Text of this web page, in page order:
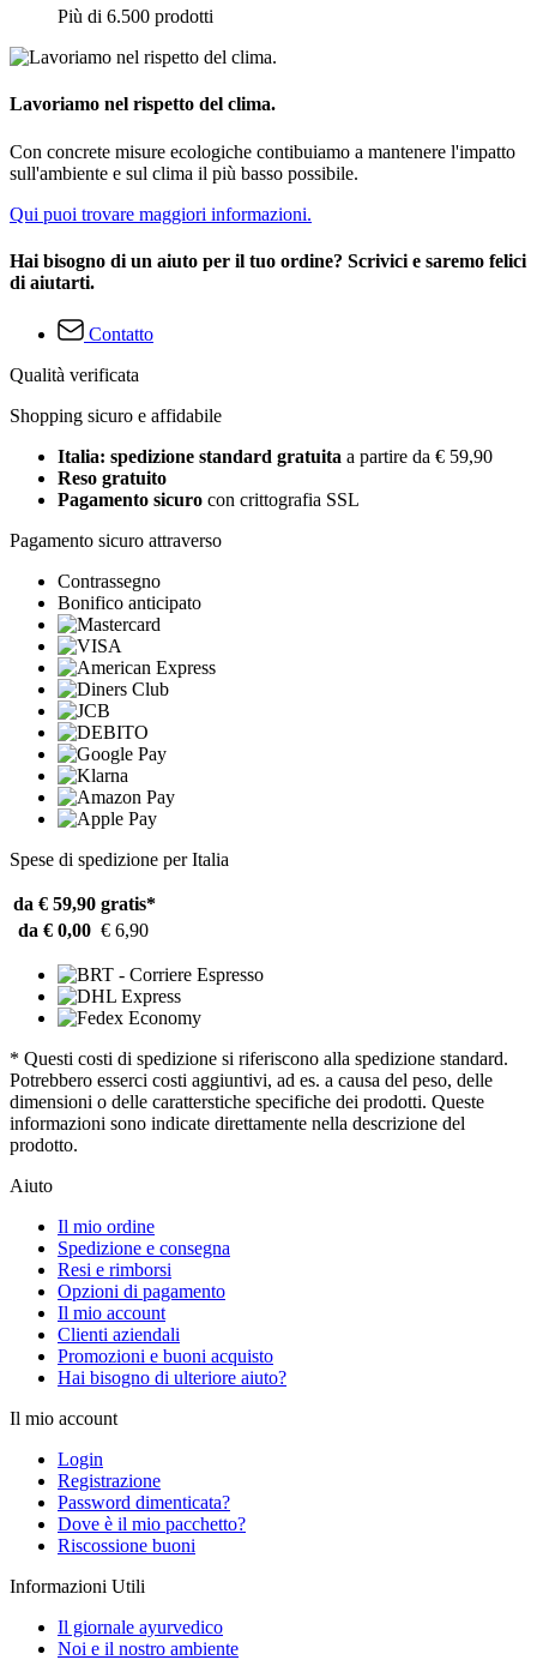
Più di 6.500 prodotti
Lavoriamo nel rispetto del clima.
Con concrete misure ecologiche contibuiamo a mantenere l'impatto
sull'ambiente e sul clima il più basso possibile.
Qui puoi trovare maggiori informazioni.
Hai bisogno di un aiuto per il tuo ordine? Scrivici e saremo felici
di aiutarti.
Contatto
Qualità verificata
Shopping sicuro e affidabile
Italia: spedizione standard gratuita a partire da € 59,90
Reso gratuito
Pagamento sicuro con crittografia SSL
Pagamento sicuro attraverso
Contrassegno
Bonifico anticipato
Spese di spedizione per Italia
da € 59,90 gratis*
da € 0,00 € 6,90
* Questi costi di spedizione si riferiscono alla spedizione standard.
Potrebbero esserci costi aggiuntivi, ad es. a causa del peso, delle
dimensioni o delle caratterstiche specifiche dei prodotti. Queste
informazioni sono indicate direttamente nella descrizione del
prodotto.
Aiuto
Il mio ordine
Spedizione e consegna
Resi e rimborsi
Opzioni di pagamento
Il mio account
Clienti aziendali
Promozioni e buoni acquisto
Hai bisogno di ulteriore aiuto?
Il mio account
Login
Registrazione
Password dimenticata?
Dove è il mio pacchetto?
Riscossione buoni
Informazioni Utili
Il giornale ayurvedico
Noi e il nostro ambiente